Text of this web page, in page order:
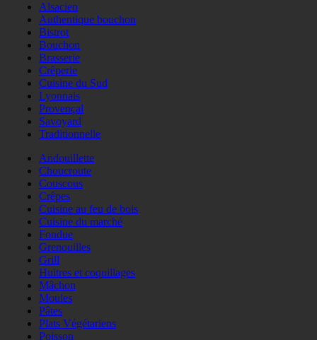
Alsacien
Authentique bouchon
Bistrot
Bouchon
Brasserie
Crêperie
Cuisine du Sud
Lyonnais
Provençal
Savoyard
Traditionnelle
Andouillette
Choucroute
Couscous
Crêpes
Cuisine au feu de bois
Cuisine du marché
Fondue
Grenouilles
Grill
Huitres et coquillages
Mâchon
Moules
Pâtes
Plats Végétariens
Poisson